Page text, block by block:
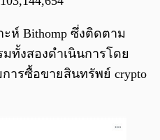
ห์ Bithomp ซึ่งติดตาม
มทั้งสองดำเนินการโดย
การซื้อขายสินทรัพย์ crypto